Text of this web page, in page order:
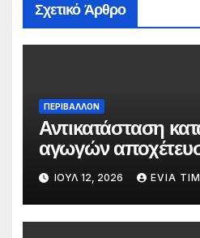
Σχετικό Άρθρο
ΠΕΡΙΒΑΛΛΟΝ
Αντικατάσταση
αγωγών
Χαλκίδα τον
ΙΟΎΛ 12, 2026 EVIA